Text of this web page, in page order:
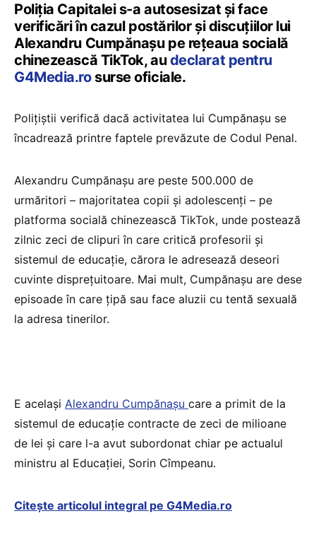
Poliția Capitalei s-a autosesizat și face
verificări în cazul postărilor și discuțiilor lui
Alexandru Cumpănașu pe rețeaua socială
chinezească TikTok, audeclarat pentru
G4Media.rosurse oficiale.
Polițiștii verifică dacă activitatea lui Cumpănașu se
încadrează printre faptele prevăzute de Codul Penal.
Alexandru Cumpănașu are peste 500.000 de
urmăritori – majoritatea copii și adolescenți – pe
platforma socială chinezească TikTok, unde postează
zilnic zeci de clipuri în care critică profesorii și
sistemul de educație, cărora le adresează deseori
cuvinte disprețuitoare. Mai mult, Cumpănașu are dese
episoade în care țipă sau face aluzii cu tentă sexuală
la adresa tinerilor.
E același Alexandru Cumpănașu care a primit de la
sistemul de educație contracte de zeci de milioane
de lei și care l-a avut subordonat chiar pe actualul
ministru al Educației, Sorin Cîmpeanu.
Citește articolul integral pe G4Media.ro